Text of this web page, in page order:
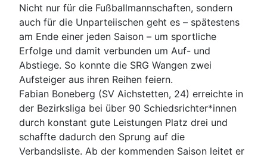
Nicht nur für die Fußballmannschaften, sondern
auch für die Unparteiischen geht es – spätestens
am Ende einer jeden Saison – um sportliche
Erfolge und damit verbunden um Auf- und
Abstiege. So konnte die SRG Wangen zwei
Aufsteiger aus ihren Reihen feiern.
Fabian Boneberg (SV Aichstetten, 24) erreichte in
der Bezirksliga bei über 90 Schiedsrichter*innen
durch konstant gute Leistungen Platz drei und
schaffte dadurch den Sprung auf die
Verbandsliste. Ab der kommenden Saison leitet er